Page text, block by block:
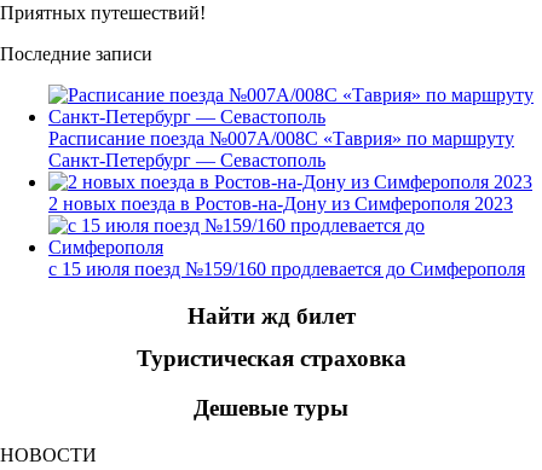
Приятных путешествий!
Последние записи
Расписание поезда №007А/008С «Таврия» по маршруту
Санкт-Петербург — Севастополь
2 новых поезда в Ростов-на-Дону из Симферополя 2023
с 15 июля поезд №159/160 продлевается до Симферополя
Найти жд билет
Туристическая страховка
Дешевые туры
НОВОСТИ